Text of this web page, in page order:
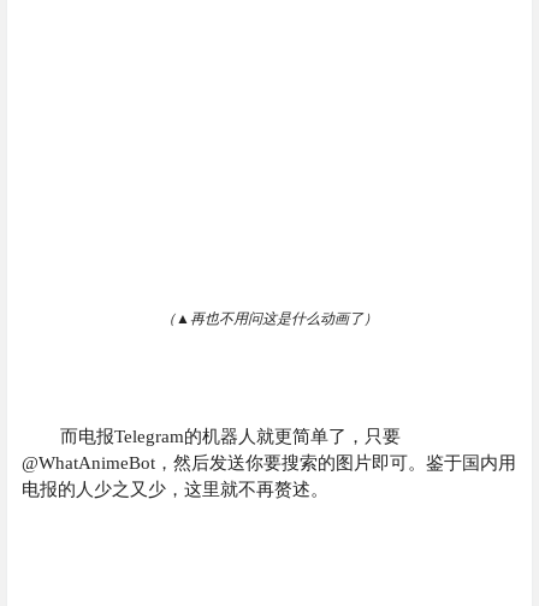
（▲再也不用问这是什么动画了）
而电报Telegram的机器人就更简单了，只要
@WhatAnimeBot，然后发送你要搜索的图片即可。鉴于国内用
电报的人少之又少，这里就不再赘述。